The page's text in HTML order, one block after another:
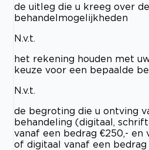
de uitleg die u kreeg over
behandelmogelijkheden
N.v.t.
het rekening houden met
keuze voor een bepaalde
N.v.t.
de begroting die u ontving
behandeling (digitaal,
vanaf een bedrag €250,-
of digitaal vanaf een bedrag